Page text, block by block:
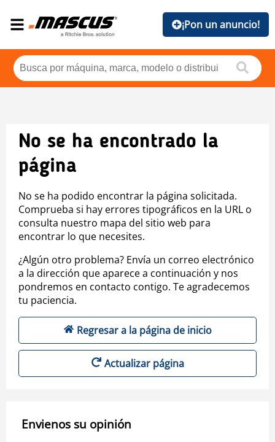
¡Pon un anuncio!
No se ha encontrado la
página
No se ha podido encontrar la página solicitada.
Comprueba si hay errores tipográficos en la URL o
consulta nuestro mapa del sitio web para
encontrar lo que necesites.
¿Algún otro problema? Envía un correo electrónico
a la dirección que aparece a continuación y nos
pondremos en contacto contigo. Te agradecemos
tu paciencia.
Regresar a la página de inicio
Actualizar página
Envienos su opinión